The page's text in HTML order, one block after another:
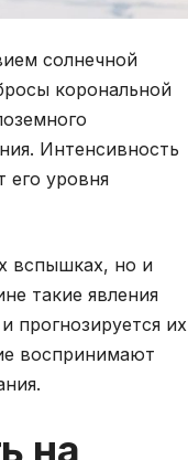
солнечной
корональной
Интенсивность
его уровня
вспышках, но и
такие явления
прогнозируется их
воспринимают